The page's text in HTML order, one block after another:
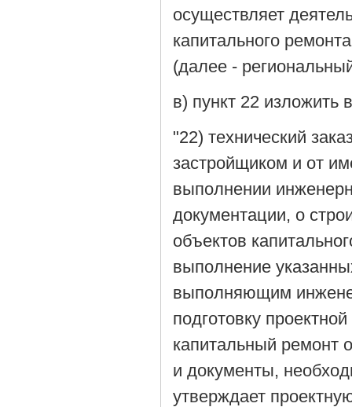
осуществляет
капитального
(далее -
в) пункт 22
"22) технический
застройщиком и от
выполнении
документации, о
объектов
выполнение
выполняющим
подготовку
капитальный ремонт
и документы,
утверждает